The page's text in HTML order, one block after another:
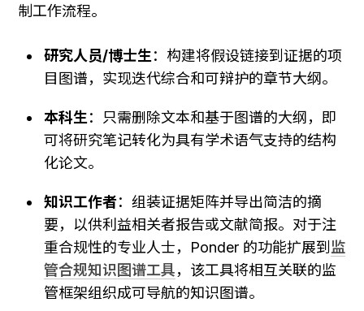
制工作流程。
研究人员/博士生：构建将假设链接到证据的项
目图谱，实现迭代综合和可辩护的章节大纲。
本科生：只需删除文本和基于图谱的大纲，即
可将研究笔记转化为具有学术语气支持的结构
化论文。
知识工作者：组装证据矩阵并导出简洁的摘
要，以供利益相关者报告或文献简报。对于注
重合规性的专业人士，Ponder 的功能扩展到监
管合规知识图谱工具，该工具将相互关联的监
管框架组织成可导航的知识图谱。